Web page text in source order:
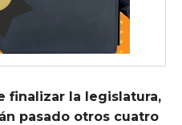
finalizar la legislatura,
pasado otros cuatro